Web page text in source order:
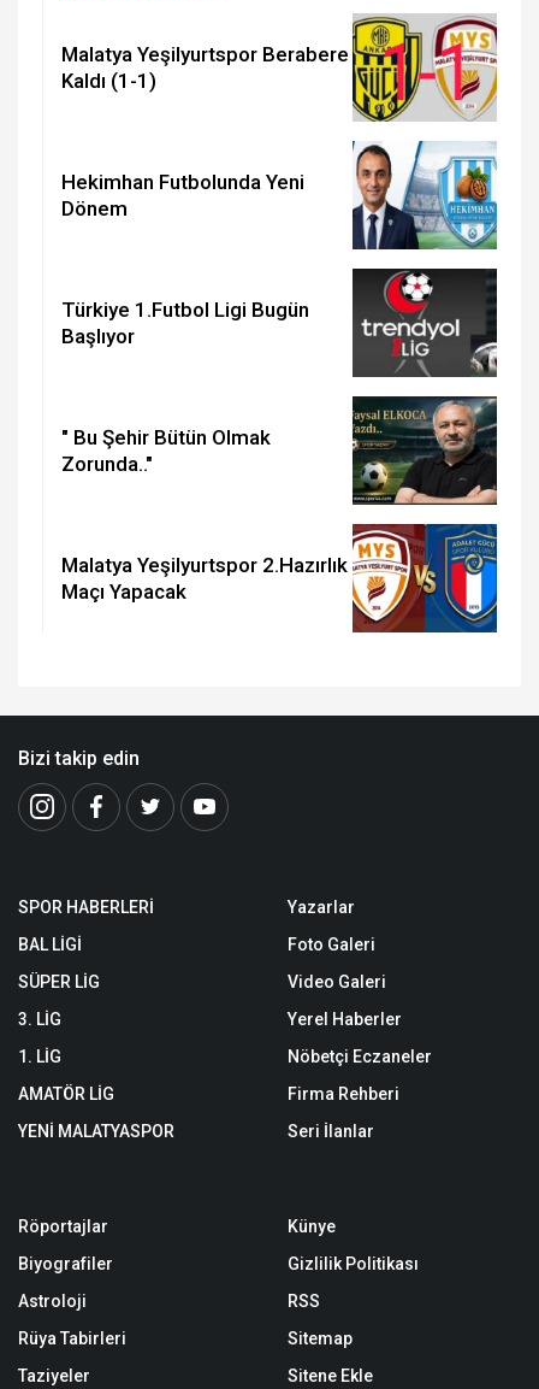
Malatya Yeşilyurtspor Berabere
Kaldı (1-1)
Hekimhan Futbolunda Yeni
Dönem
Türkiye 1.Futbol Ligi Bugün
Başlıyor
" Bu Şehir Bütün Olmak
Zorunda.."
Malatya Yeşilyurtspor 2.Hazırlık
Maçı Yapacak
Bizi takip edin
SPOR HABERLERİ
BAL LİGİ
SÜPER LİG
3. LİG
1. LİG
AMATÖR LİG
YENİ MALATYASPOR
Yazarlar
Foto Galeri
Video Galeri
Yerel Haberler
Nöbetçi Eczaneler
Firma Rehberi
Seri İlanlar
Röportajlar
Biyografiler
Astroloji
Rüya Tabirleri
Taziyeler
Künye
Gizlilik Politikası
RSS
Sitemap
Sitene Ekle